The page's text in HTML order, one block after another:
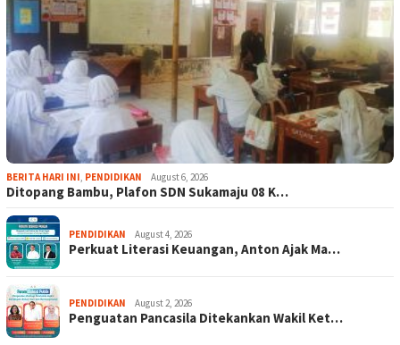
BERITA HARI INI, PENDIDIKAN August 6, 2026
Ditopang Bambu, Plafon SDN Sukamaju 08 K…
PENDIDIKAN August 4, 2026
Perkuat Literasi Keuangan, Anton Ajak Ma…
PENDIDIKAN August 2, 2026
Penguatan Pancasila Ditekankan Wakil Ket…